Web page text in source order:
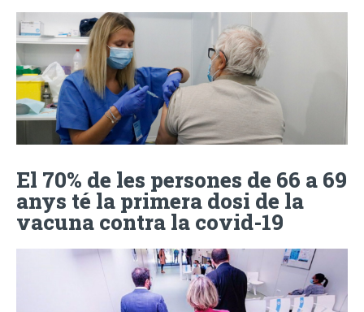
El 70% de les persones de 66 a 69
anys té la primera dosi de la
vacuna contra la covid-19